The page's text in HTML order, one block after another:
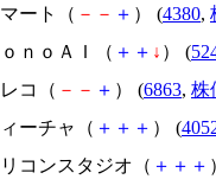
ート（ － － ＋ ） (4380,
ｎｏＡＩ（ ＋ ＋ ↓ ） (
コ（ － － ＋ ） (6863, 株
ーチャ（ ＋ ＋ ＋ ） (
コンスタジオ（ ＋ ＋ ＋